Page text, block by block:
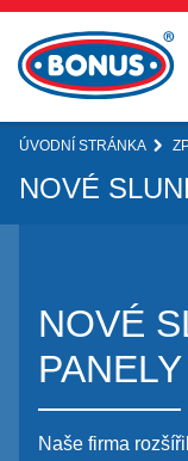
ÚVODNÍ STRÁNKA
NOVÉ
NOVÉ
PANELY
Naše firma